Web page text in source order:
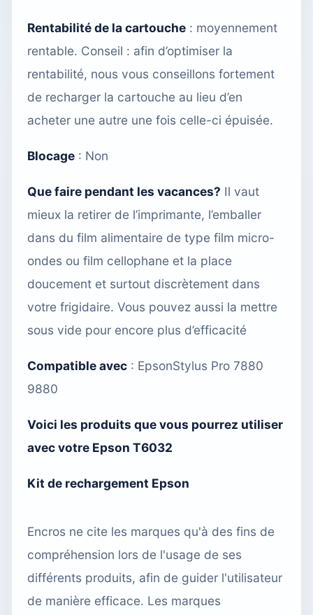
Rentabilité de la cartouche : moyennement
rentable. Conseil : afin d’optimiser la
rentabilité, nous vous conseillons fortement
de recharger la cartouche au lieu d’en
acheter une autre une fois celle-ci épuisée.
Blocage : Non
Que faire pendant les vacances? Il vaut
mieux la retirer de l’imprimante, l’emballer
dans du film alimentaire de type film micro-
ondes ou film cellophane et la place
doucement et surtout discrètement dans
votre frigidaire. Vous pouvez aussi la mettre
sous vide pour encore plus d’efficacité
Compatible avec : EpsonStylus Pro 7880
9880
Voici les produits que vous pourrez utiliser
avec votre Epson T6032
Kit de rechargement Epson
Encros ne cite les marques qu'à des fins de
compréhension lors de l'usage de ses
différents produits, afin de guider l'utilisateur
de manière efficace. Les marques